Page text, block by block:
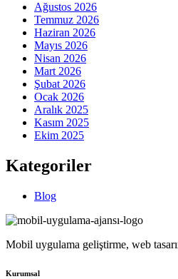
Ağustos 2026
Temmuz 2026
Haziran 2026
Mayıs 2026
Nisan 2026
Mart 2026
Şubat 2026
Ocak 2026
Aralık 2025
Kasım 2025
Ekim 2025
Kategoriler
Blog
Mobil uygulama geliştirme, web
Kurumsal